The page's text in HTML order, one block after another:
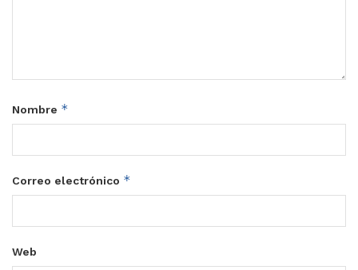
Nombre *
Correo electrónico *
Web